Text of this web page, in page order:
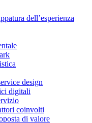
dell’esperienza
design
digitali
coinvolti
di valore